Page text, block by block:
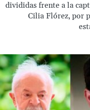
divididas frente a la
Cilia Flórez, por